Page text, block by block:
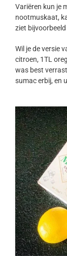
Variëren kun je
nootmuskaat,
ziet
Wil je de versie
citroen, 1TL
was best
sumac erbij, en